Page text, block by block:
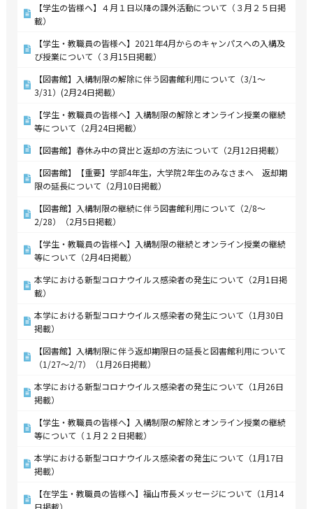
【学生の皆様へ】４月１日以降の課外活動について（３月２５日掲
載）
【学生・教職員の皆様へ】2021年4月からのキャンパスへの入構及
び授業について（３月15日掲載）
【図書館】入構制限の解除に伴う図書館利用について（3/1～
3/31）(2月24日掲載）
【学生・教職員の皆様へ】入構制限の解除とオンライン授業の継続
等について（2月24日掲載）
【図書館】春休み中の貸出と返却の方法について（2月12日掲載）
【図書館】【重要】学部4年生，大学院2年生のみなさまへ 返却期
限の延長について（2月10日掲載）
【図書館】入構制限の継続に伴う図書館利用について（2/8～
2/28）（2月5日掲載）
【学生・教職員の皆様へ】入構制限の継続とオンライン授業の継続
等について（2月4日掲載）
本学における新型コロナウイルス感染者の発生について（2月1日掲
載）
本学における新型コロナウイルス感染者の発生について（1月30日
掲載）
【図書館】入構制限に伴う返却期限日の延長と図書館利用について
（1/27～2/7）（1月26日掲載）
本学における新型コロナウイルス感染者の発生について（1月26日
掲載）
【学生・教職員の皆様へ】入構制限の解除とオンライン授業の継続
等について（１月２２日掲載）
本学における新型コロナウイルス感染者の発生について（1月17日
掲載）
【在学生・教職員の皆様へ】福山市長メッセージについて（1月14
日掲載）